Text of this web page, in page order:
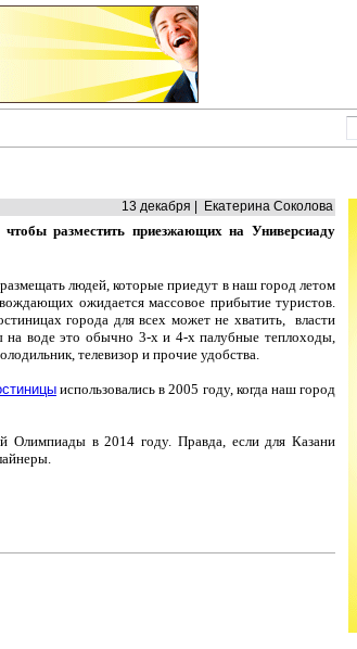
13 декабря | Екатерина Соколова
разместить приезжающих на Универсиаду
людей, которые приедут в наш город летом
ожидается массовое прибытие туристов.
города для всех может не хватить, власти
на воде это обычно 3-х и 4-х палубные теплоходы,
телевизор и прочие удобства.
использовались в 2005 году, когда наш город
Олимпиады в 2014 году. Правда, если для Казани